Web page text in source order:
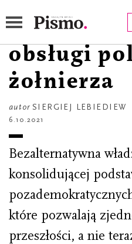
Krótka
obsługi
żołnierza
autor SIERGIEJ LEBIEDIEW
6.10.2021
Bezalternatywna
konsolidującej
które pozwalają
przeszłości, a nie